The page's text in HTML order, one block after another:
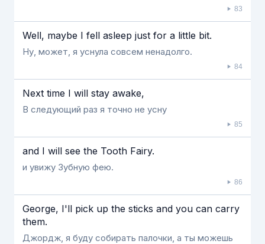
83
Well, maybe I fell asleep just for a little bit.
Ну, может, я уснула совсем ненадолго.
84
Next time I will stay awake,
В следующий раз я точно не усну
85
and I will see the Tooth Fairy.
и увижу Зубную фею.
86
George, I'll pick up the sticks and you can carry
them.
Джордж, я буду собирать палочки, а ты можешь